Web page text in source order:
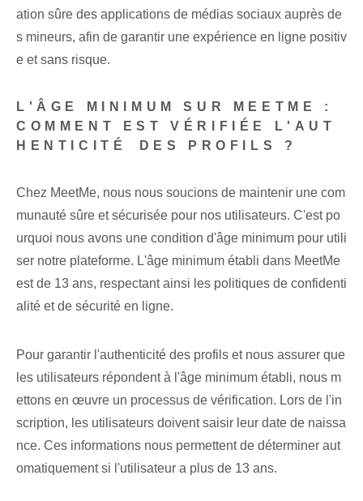
ation sûre des applications de médias sociaux auprès de
s mineurs, afin de garantir une expérience en ligne positiv
e et sans risque.
L'ÂGE MINIMUM SUR MEETME :
COMMENT EST VÉRIFIÉE L'AUT
HENTICITÉ⁢ DES PROFILS ?
Chez MeetMe, nous nous soucions de maintenir une com
munauté sûre et sécurisée pour nos utilisateurs. C'est po
urquoi nous avons une condition d'âge minimum pour utili
ser notre plateforme. L'âge minimum établi dans MeetMe
est de 13 ans, respectant ainsi les politiques de confidenti
alité et de sécurité en ligne.
Pour ⁢garantir l'authenticité des profils et nous assurer que
les utilisateurs répondent à l'âge minimum établi, nous m
ettons en œuvre un ⁣processus de vérification. Lors de l'in
scription, les utilisateurs doivent saisir leur date de naissa
nce. Ces informations nous permettent de déterminer aut
omatiquement si l'utilisateur a plus de 13 ans.